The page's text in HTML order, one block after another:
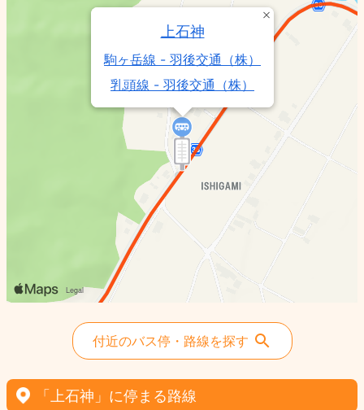
上石神
駒ヶ岳線 - 羽後交通（株）
乳頭線 - 羽後交通（株）
付近のバス停・路線を探す
「上石神」に停まる路線